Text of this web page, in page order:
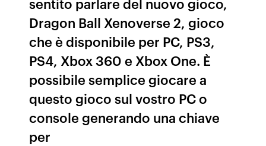
Dragon Ball Xenoverse 2, gioco
che è disponibile per PC, PS3,
PS4, Xbox 360 e Xbox One. È
possibile semplice giocare a
questo gioco sul vostro PC o
console generando una chiave
per